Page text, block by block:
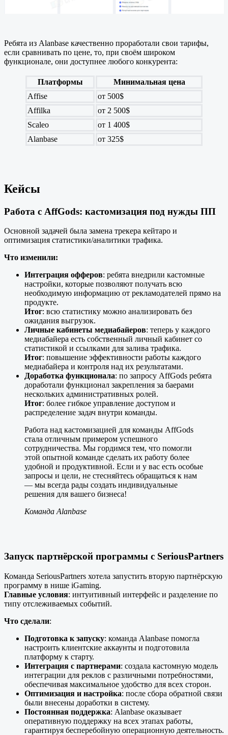
Ребята из Alanbase качественно проработали свои тарифы,
если сравнивать по цене, то, при своём широком
функционале, они доступнее любого конкурента:
Платформы
Минимальная цена
Affise
от 500$
Affilka
от 2 500$
Scaleo
от 1 400$
Alanbase
от 325$
Кейсы
Работа с AffGods: кастомизация под нужды ПП
Основной задачей была замена трекера кейтаро и
оптимизация статистики/аналитики трафика.
Что изменили:
Интеграция офферов: ребята внедрили кастомные
настройки, которые позволяют получать всю
необходимую информацию от рекламодателей прямо на
продукте.
Итог: всю статистику можно анализировать без
ожидания выгрузок.
Личные кабинеты медиабайеров: теперь у каждого
медиабайера есть собственный личный кабинет со
статистикой и ссылками для залива трафика.
Итог: повышение эффективности работы каждого
медиабайера и контроля над их результатами.
Доработка функционала: по запросу AffGods ребята
доработали функционал закрепления за баерами
нескольких административных ролей.
Итог: более гибкое управление доступом и
распределение задач внутри команды.
Работа над кастомизацией для команды AffGods
стала отличным примером успешного
сотрудничества. Мы гордимся тем, что помогли
этой опытной команде сделать их работу более
удобной и продуктивной. Если и у вас есть особые
запросы и цели, не стесняйтесь обращаться к нам
— мы всегда рады создать индивидуальные
решения для вашего бизнеса!
Команда Alanbase
Запуск партнёрской программы с SeriousPartners
Команда SeriousPartners хотела запустить вторую партнёрскую
программу в нише iGaming.
Главные условия: интуитивный интерфейс и разделение по
типу отслеживаемых событий.
Что сделали:
Подготовка к запуску: команда Alanbase помогла
настроить клиентские аккаунты и подготовила
платформу к старту.
Интеграция с партнерами: создала кастомную модель
интеграции для реклов с различными потребностями,
обеспечивая максимальное удобство для всех сторон.
Оптимизация и настройка: после сбора обратной связи
были внесены доработки в систему.
Постоянная поддержка: Alanbase оказывает
оперативную поддержку на всех этапах работы,
гарантируя бесперебойную операционную деятельность.